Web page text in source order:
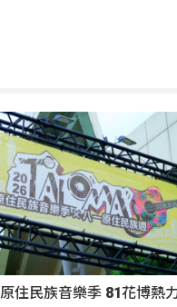
住民族音樂季 81花博熱